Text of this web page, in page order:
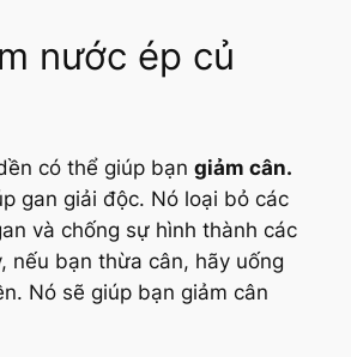
nước ép củ
có thể giúp bạn giảm cân.
gan giải độc. Nó loại bỏ các
và chống sự hình thành các
nếu bạn thừa cân, hãy uống
Nó sẽ giúp bạn giảm cân